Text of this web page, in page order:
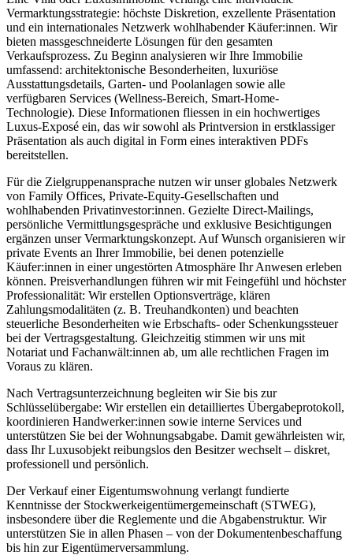
Vermarktungsstrategie: höchste Diskretion, exzellente Präsentation
und ein internationales Netzwerk wohlhabender Käufer:innen. Wir
bieten massgeschneiderte Lösungen für den gesamten
Verkaufsprozess. Zu Beginn analysieren wir Ihre Immobilie
umfassend: architektonische Besonderheiten, luxuriöse
Ausstattungsdetails, Garten- und Poolanlagen sowie alle
verfügbaren Services (Wellness-Bereich, Smart-Home-
Technologie). Diese Informationen fliessen in ein hochwertiges
Luxus-Exposé ein, das wir sowohl als Printversion in erstklassiger
Präsentation als auch digital in Form eines interaktiven PDFs
bereitstellen.
Für die Zielgruppenansprache nutzen wir unser globales Netzwerk
von Family Offices, Private-Equity-Gesellschaften und
wohlhabenden Privatinvestor:innen. Gezielte Direct-Mailings,
persönliche Vermittlungsgespräche und exklusive Besichtigungen
ergänzen unser Vermarktungskonzept. Auf Wunsch organisieren wir
private Events an Ihrer Immobilie, bei denen potenzielle
Käufer:innen in einer ungestörten Atmosphäre Ihr Anwesen erleben
können. Preisverhandlungen führen wir mit Feingefühl und höchster
Professionalität: Wir erstellen Optionsverträge, klären
Zahlungsmodalitäten (z. B. Treuhandkonten) und beachten
steuerliche Besonderheiten wie Erbschafts- oder Schenkungssteuer
bei der Vertragsgestaltung. Gleichzeitig stimmen wir uns mit
Notariat und Fachanwält:innen ab, um alle rechtlichen Fragen im
Voraus zu klären.
Nach Vertragsunterzeichnung begleiten wir Sie bis zur
Schlüsselübergabe: Wir erstellen ein detailliertes Übergabeprotokoll,
koordinieren Handwerker:innen sowie interne Services und
unterstützen Sie bei der Wohnungsabgabe. Damit gewährleisten wir,
dass Ihr Luxusobjekt reibungslos den Besitzer wechselt – diskret,
professionell und persönlich.
Der Verkauf einer Eigentumswohnung verlangt fundierte
Kenntnisse der Stockwerkeigentümergemeinschaft (STWEG),
insbesondere über die Reglemente und die Abgabenstruktur. Wir
unterstützen Sie in allen Phasen – von der Dokumentenbeschaffung
bis hin zur Eigentümerversammlung.